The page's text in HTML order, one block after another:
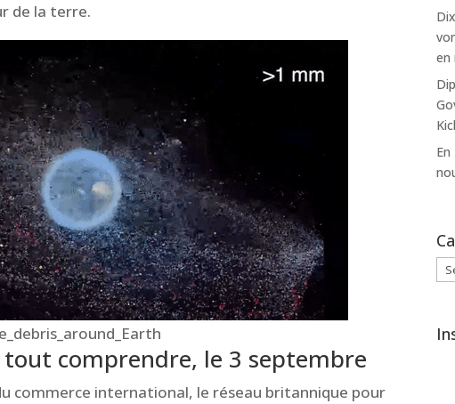
de la terre.
comprendre, le 3 septembre
commerce international, le réseau britannique pour
en